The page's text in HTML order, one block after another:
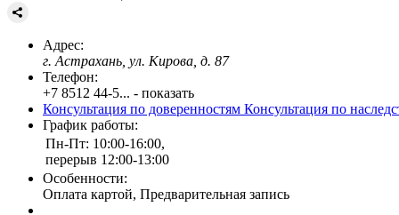
Адрес:
г. Астрахань, ул. Кирова, д. 87
Телефон:
+7 8512 44-5... - показать
Консультация по доверенностям Консультация по
График работы:
Пн-Пт: 10:00-16:00,
перерыв 12:00-13:00
Особенности:
Оплата картой, Предварительная запись